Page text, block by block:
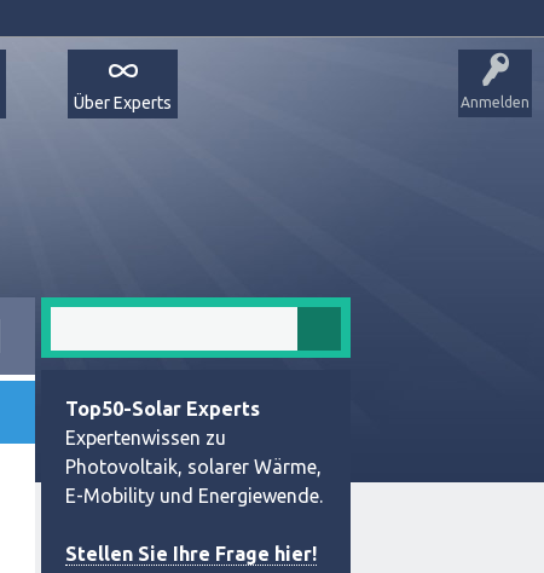
Anmelden
Über Experts
Top50-Solar Experts
Expertenwissen zu
Photovoltaik, solarer Wärme,
E-Mobility und Energiewende.
Stellen Sie Ihre Frage hier!